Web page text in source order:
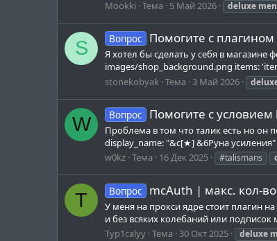
Mookki Тема 5 Май 2026 deluxe
S Вопрос Помогите с
Я хотел бы сделать у себя в магазине
images/shop_background.png items:
stonekobyak Тема 3 Май 2026
W Вопрос Помогите с
Проблема в том что талик есть но он
display_name: "&c[★] &6Руна усиления"
w0kz Тема 16 Дек 2025 #talismans
T Вопрос mcAuth | макс. кол-
У меня на прокси ядре стоит плагин
и без всяких колебаний или подписок
Typ1calyy Тема 30 Окт 2025 deluxe